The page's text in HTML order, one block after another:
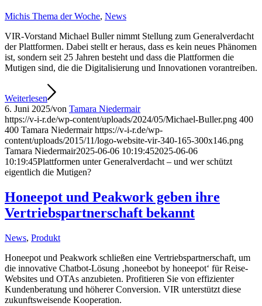
Michis Thema der Woche, News
VIR-Vorstand Michael Buller nimmt Stellung zum Generalverdacht
der Plattformen. Dabei stellt er heraus, dass es kein neues Phänomen
ist, sondern seit 25 Jahren besteht und dass die Plattformen die
Mutigen sind, die die Digitalisierung und Innovationen vorantreiben.
Weiterlesen
6. Juni 2025/von Tamara Niedermair
https://v-i-r.de/wp-content/uploads/2024/05/Michael-Buller.png 400
400 Tamara Niedermair https://v-i-r.de/wp-
content/uploads/2015/11/logo-website-vir-340-165-300x146.png
Tamara Niedermair2025-06-06 10:19:452025-06-06
10:19:45Plattformen unter Generalverdacht – und wer schützt
eigentlich die Mutigen?
Honeepot und Peakwork geben ihre
Vertriebspartnerschaft bekannt
News, Produkt
Honeepot und Peakwork schließen eine Vertriebspartnerschaft, um
die innovative Chatbot-Lösung ‚honeebot by honeepot‘ für Reise-
Websites und OTAs anzubieten. Profitieren Sie von effizienter
Kundenberatung und höherer Conversion. VIR unterstützt diese
zukunftsweisende Kooperation.